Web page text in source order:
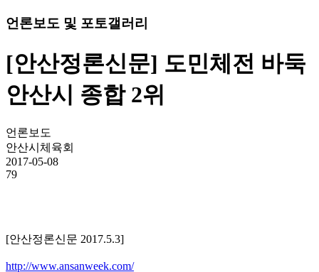
언론보도 및 포토갤러리
[안산정론신문] 도민체전 바둑
안산시 종합 2위
언론보도
안산시체육회
2017-05-08
79
[안산정론신문 2017.5.3]
http://www.ansanweek.com/